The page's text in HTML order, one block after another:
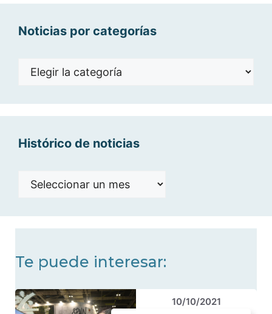
Noticias por categorías
Noticias
Histórico de noticias
Histórico
Te puede interesar:
10/10/2021